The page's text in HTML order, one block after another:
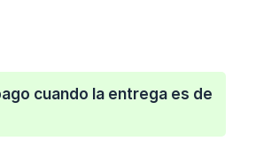
cuando la entrega es de